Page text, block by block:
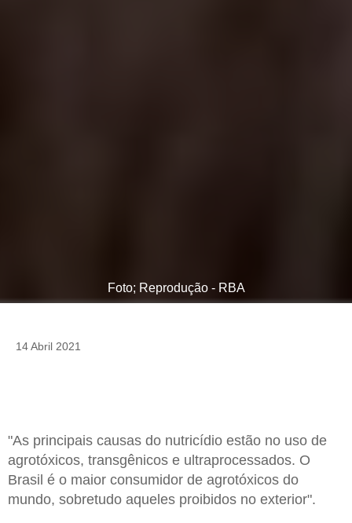
Foto; Reprodução - RBA
14 Abril 2021
"As principais causas do nutricídio estão no uso de
agrotóxicos, transgênicos e ultraprocessados. O
Brasil é o maior consumidor de agrotóxicos do
mundo, sobretudo aqueles proibidos no exterior".